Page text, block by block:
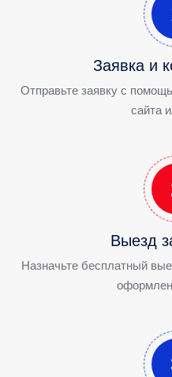
Заявка и
Отправьте заявку с
сайта
Выезд
Назначьте бесплатный